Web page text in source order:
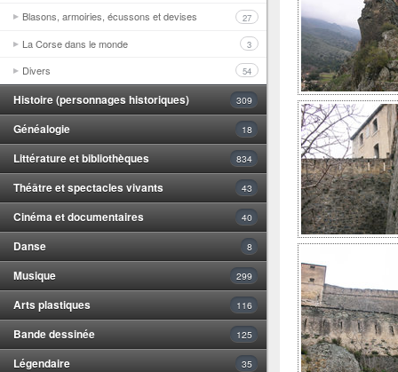
Blasons, armoiries, écussons et devises 27
La Corse dans le monde 3
Divers 54
Histoire (personnages historiques) 309
Généalogie 18
Littérature et bibliothèques 834
Théâtre et spectacles vivants 43
Cinéma et documentaires 40
Danse 8
Musique 299
Arts plastiques 116
Bande dessinée 125
Légendaire 35